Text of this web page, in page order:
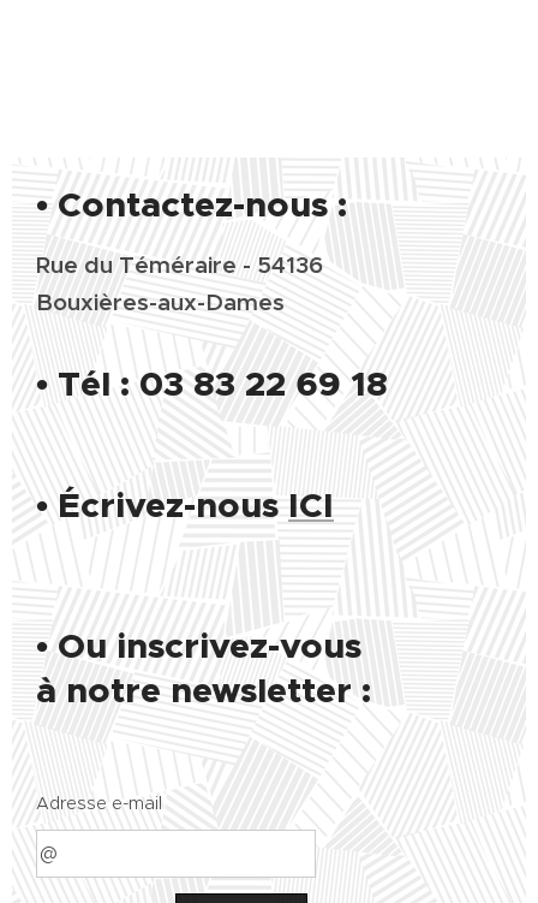
• Contactez-nous :
Rue du Téméraire - 54136
Bouxières-aux-Dames
• Tél : 03 83 22 69 18
• Écrivez-nous ICI
• Ou inscrivez-vous
à notre newsletter :
Adresse e-mail